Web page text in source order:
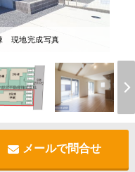
現地完成写真
メールで問合せ